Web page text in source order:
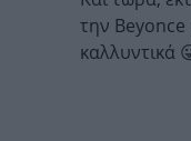
την Beyonce
καλλυντικά